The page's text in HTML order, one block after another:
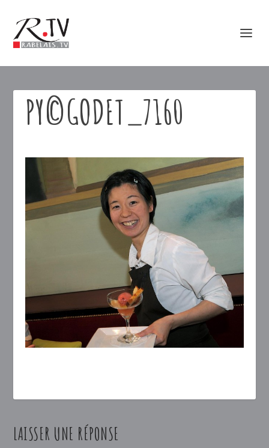
PY©GODET_7160
LAISSER UNE RÉPONSE